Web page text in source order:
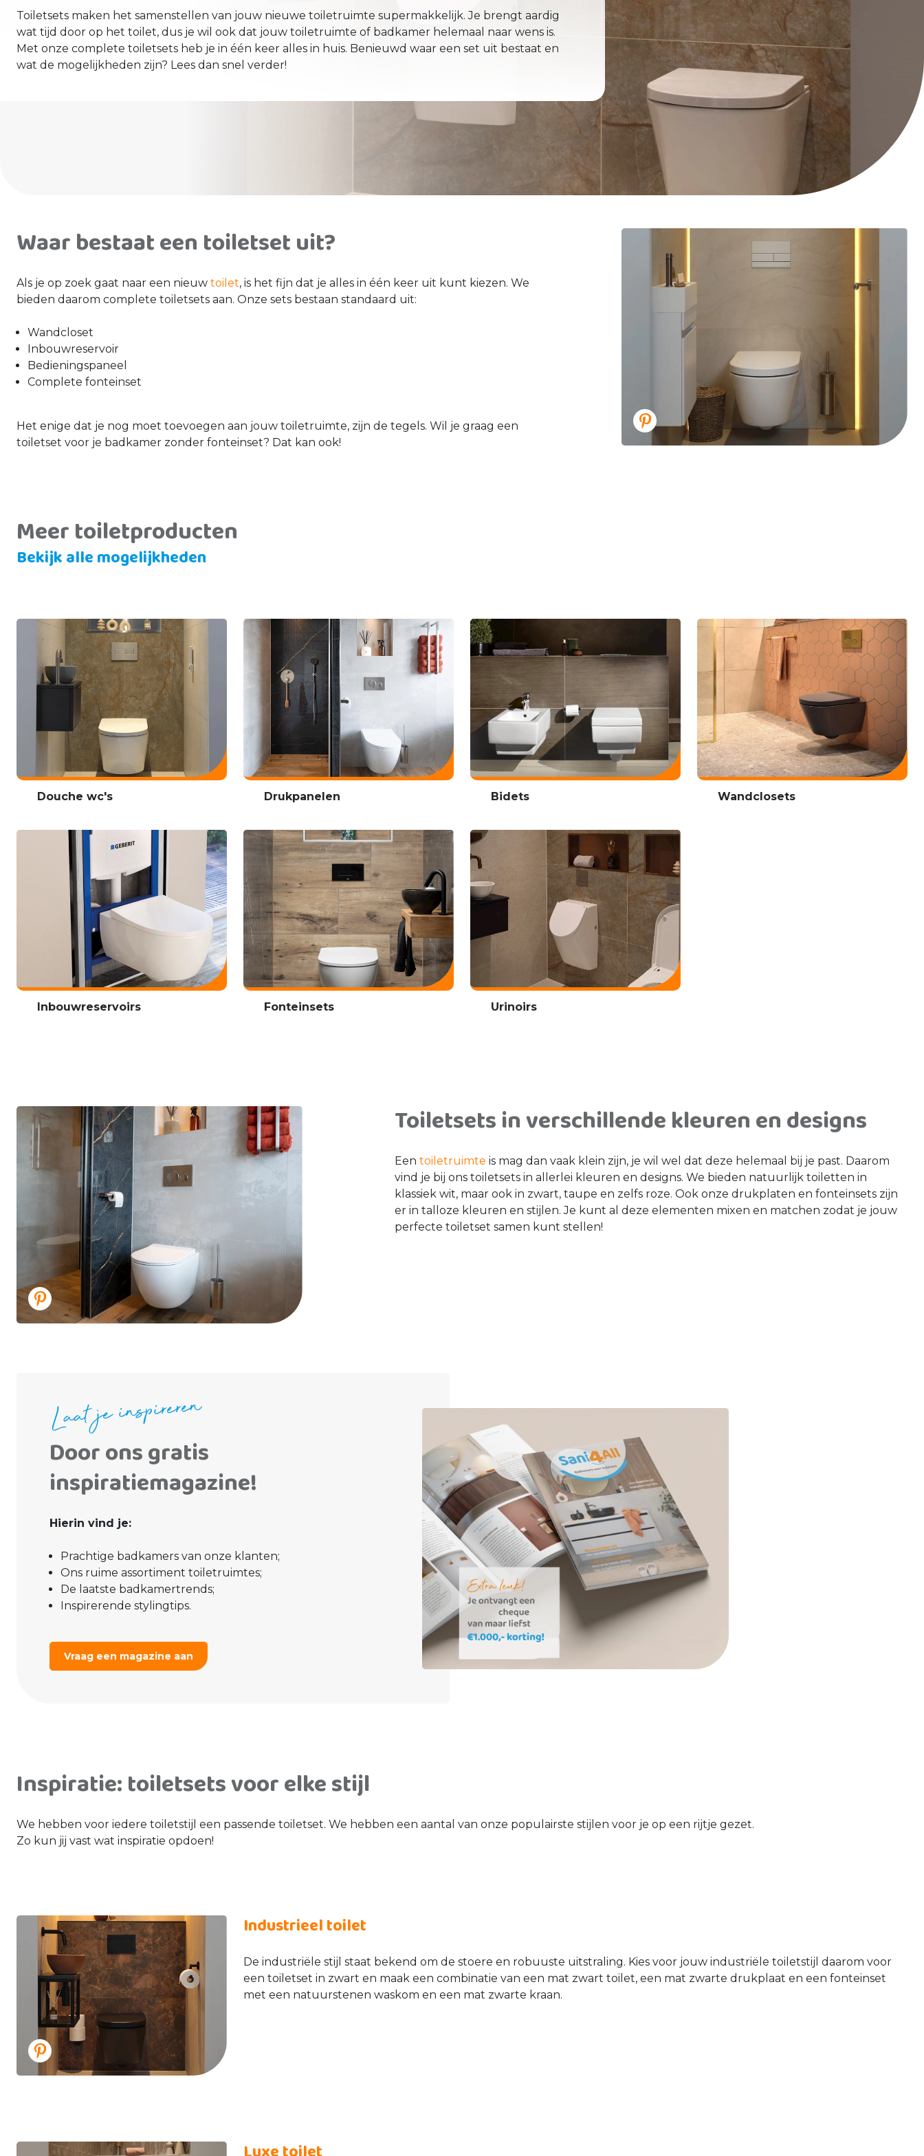
Toiletsets maken het samenstellen van jouw nieuwe toiletruimte supermakkelijk. Je brengt aardig
wat tijd door op het toilet, dus je wil ook dat jouw toiletruimte of badkamer helemaal naar wens is.
Met onze complete toiletsets heb je in één keer alles in huis. Benieuwd waar een set uit bestaat en
wat de mogelijkheden zijn? Lees dan snel verder!
Waar bestaat een toiletset uit?
Als je op zoek gaat naar een nieuw toilet, is het fijn dat je alles in één keer uit kunt kiezen. We
bieden daarom complete toiletsets aan. Onze sets bestaan standaard uit:
Wandcloset
Inbouwreservoir
Bedieningspaneel
Complete fonteinset
Het enige dat je nog moet toevoegen aan jouw toiletruimte, zijn de tegels. Wil je graag een
toiletset voor je badkamer zonder fonteinset? Dat kan ook!
Meer toiletproducten
Bekijk alle mogelijkheden
Douche wc's Drukpanelen Bidets Wandclosets
Inbouwreservoirs Fonteinsets Urinoirs
Toiletsets in verschillende kleuren en designs
Een toiletruimte is mag dan vaak klein zijn, je wil wel dat deze helemaal bij je past. Daarom
vind je bij ons toiletsets in allerlei kleuren en designs. We bieden natuurlijk toiletten in
klassiek wit, maar ook in zwart, taupe en zelfs roze. Ook onze drukplaten en fonteinsets zijn
er in talloze kleuren en stijlen. Je kunt al deze elementen mixen en matchen zodat je jouw
perfecte toiletset samen kunt stellen!
Laat je inspireren
Door ons gratis
inspiratiemagazine!
Hierin vind je:
Prachtige badkamers van onze klanten;
Ons ruime assortiment toiletruimtes;
De laatste badkamertrends;
Inspirerende stylingtips.
Vraag een magazine aan
Inspiratie: toiletsets voor elke stijl
We hebben voor iedere toiletstijl een passende toiletset. We hebben een aantal van onze populairste stijlen voor je op een rijtje gezet.
Zo kun jij vast wat inspiratie opdoen!
Industrieel toilet
De industriële stijl staat bekend om de stoere en robuuste uitstraling. Kies voor jouw industriële toiletstijl daarom voor
een toiletset in zwart en maak een combinatie van een mat zwart toilet, een mat zwarte drukplaat en een fonteinset
met een natuurstenen waskom en een mat zwarte kraan.